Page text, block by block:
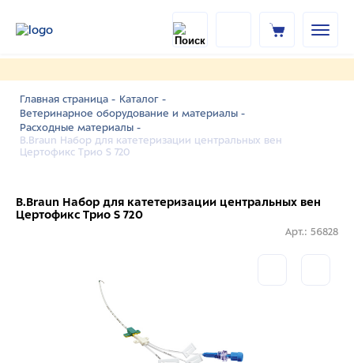
Главная страница - Каталог -
Ветеринарное оборудование и материалы -
Расходные материалы -
B.Braun Набор для катетеризации центральных вен
Цертофикс Трио S 720
B.Braun Набор для катетеризации центральных вен
Цертофикс Трио S 720
Арт.: 56828